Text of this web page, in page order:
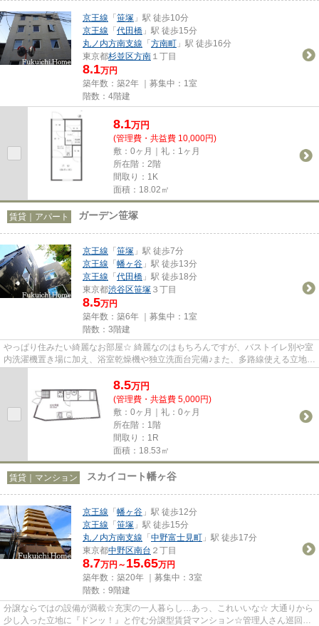
京王線 「笹塚 」駅 徒歩10分
京王線 「代田橋 」駅 徒歩15分
丸ノ内方南支線 「方南町 」駅 徒歩16分
東京都杉並区方南 １丁目
8.1万円
築年数：築2年 ｜募集中： 1室
階数：4階建
8.1万円
(管理費・共益費 10,000円)
敷：0ヶ月｜礼：1ヶ月
所在階：2階
間取り：1K
面積：18.02㎡
賃貸｜アパート ガーデン笹塚
京王線 「笹塚 」駅 徒歩7分
京王線 「幡ヶ谷 」駅 徒歩13分
京王線 「代田橋 」駅 徒歩18分
東京都渋谷区笹塚 ３丁目
8.5万円
築年数：築6年 ｜募集中： 1室
階数：3階建
やっぱり住みたい綺麗なお部屋☆ 綺麗なのはもちろんですが、バストイレ別や室
内洗濯機置き場に加え、浴室乾燥機や独立洗面台完備♪また、多路線使える立地な
ので通勤や休日のお出かけは...
8.5万円
(管理費・共益費 5,000円)
敷：0ヶ月｜礼：0ヶ月
所在階：1階
間取り：1R
面積：18.53㎡
賃貸｜マンション スカイコート幡ヶ谷
京王線 「幡ヶ谷 」駅 徒歩12分
京王線 「笹塚 」駅 徒歩15分
丸ノ内方南支線 「中野富士見町 」駅 徒歩17分
東京都中野区南台 ２丁目
8.7万円～ 15.65万円
築年数：築20年 ｜募集中： 3室
階数：9階建
分譲ならではの設備が満載☆充実の一人暮らし…あっ、これいいな☆ 大通りから
少し入った立地に『ドンッ！』と佇む分譲型賃貸マンション☆管理人さん巡回の